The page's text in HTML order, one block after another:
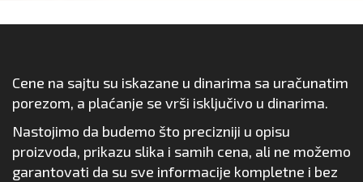
Cene na sajtu su iskazane u dinarima sa uračunatim
porezom, a plaćanje se vrši isključivo u dinarima.
Nastojimo da budemo što precizniji u opisu
proizvoda, prikazu slika i samih cena, ali ne možemo
garantovati da su sve informacije kompletne i bez